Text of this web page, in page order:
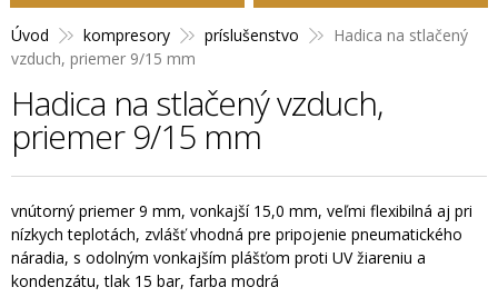
Úvod kompresory príslušenstvo
Hadica na stlačený
vzduch, priemer 9/15 mm
Hadica na stlačený vzduch,
priemer 9/15 mm
vnútorný priemer 9 mm, vonkajší 15,0 mm, veľmi flexibilná aj pri
nízkych teplotách, zvlášť vhodná pre pripojenie pneumatického
náradia, s odolným vonkajším plášťom proti UV žiareniu a
kondenzátu, tlak 15 bar, farba modrá